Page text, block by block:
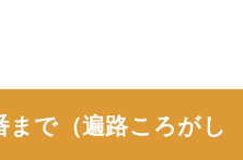
まで（遍路ころが